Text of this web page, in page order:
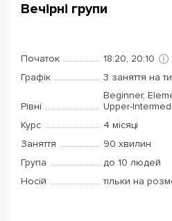
Вечірні групи
Початок
18:20, 20:10
Графік
3 заняття на
Рівні
Beginner,
Upper-
Курс
4 місяці
Заняття
90 хвилин
Група
до 10 людей
Носій
тільки на